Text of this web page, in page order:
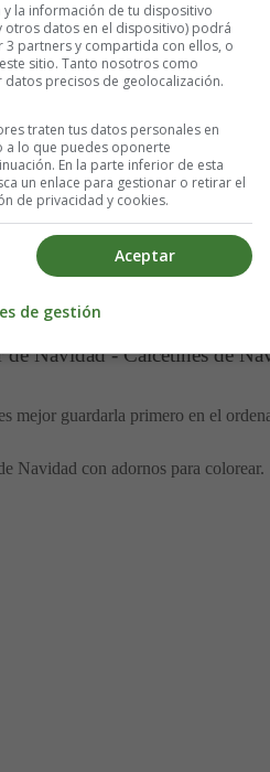
Navidad - Calcetines de
mejor guardarla primero en el
Navidad con adornos para colorear.
la información de tu dispositivo
otros datos en el dispositivo) podrá
partners y compartida con ellos, o
sitio. Tanto nosotros como
precisos de geolocalización.
traten tus datos personales en
a lo que puedes oponerte
En la parte inferior de esta
un enlace para gestionar o retirar el
de privacidad y cookies.
Aceptar
de gestión